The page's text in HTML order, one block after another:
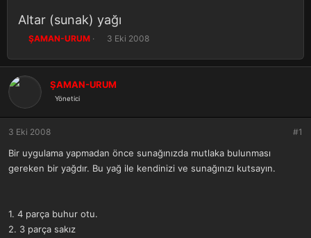
Altar (sunak) yağı
K
n
b
a
ş
l
a
n
ŞAMAN-URUM
B
ş
a
t
r
3 Eki 2008
ŞAMAN-URUM
Yönetici
3 Eki 2008 #1
Bir uygulama yapmadan önce sunağınızda mutlaka bulunması
gereken bir yağdır. Bu yağ ile kendinizi ve sunağınızı kutsayın.
1. 4 parça buhur otu.
2. 3 parça sakız